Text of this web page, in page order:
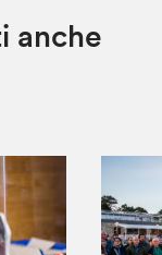
anche